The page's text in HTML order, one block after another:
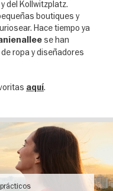
del Kollwitzplatz.
boutiques y
Hace tiempo ya
se han
ropa y diseñadores
aquí.